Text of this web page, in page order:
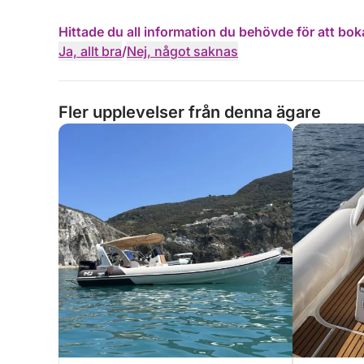
Hittade du all information du behövde för att
Ja, allt bra/Nej, något saknas
Fler upplevelser från denna ägare